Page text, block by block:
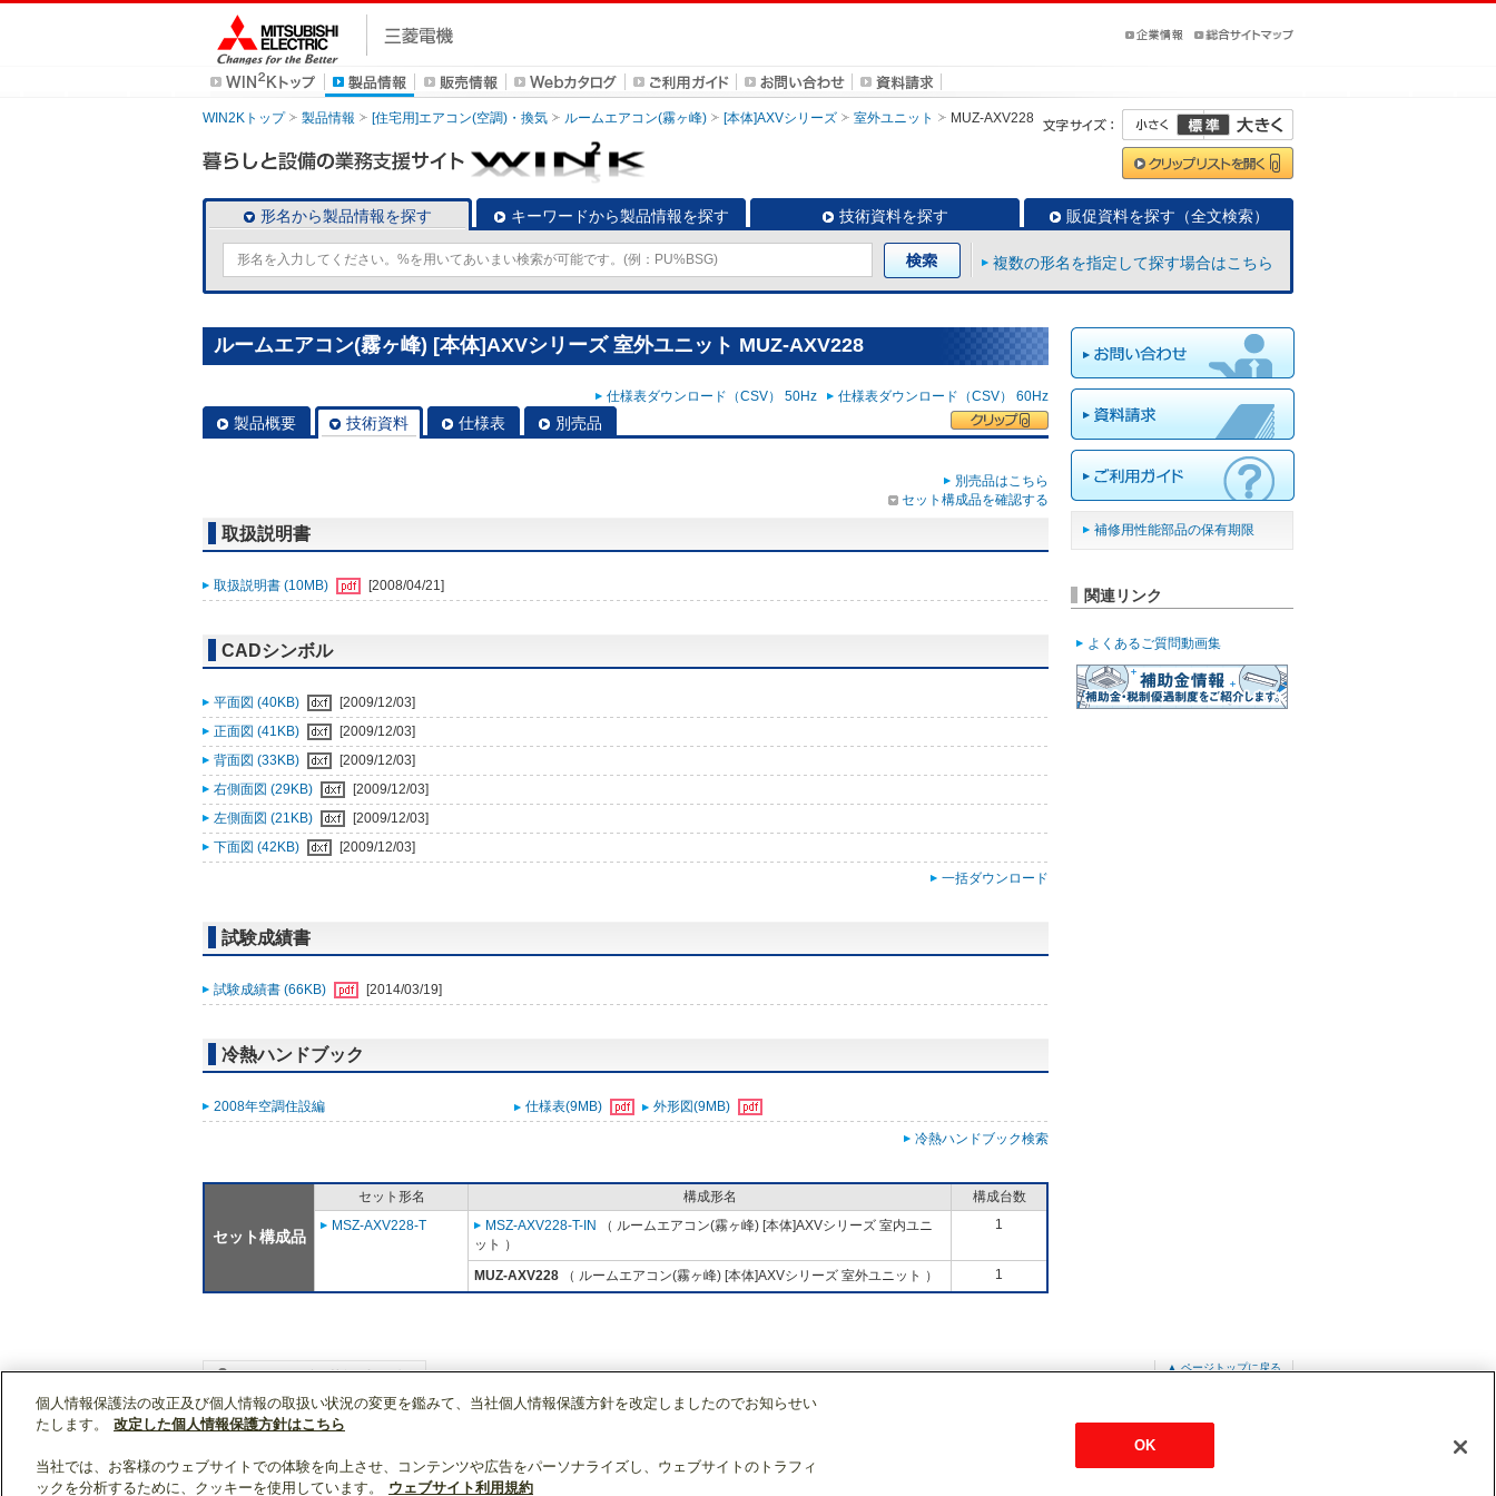
WIN2Kトップ 製品情報 [住宅用]エアコン(空調)・換気 ルームエアコン(霧ヶ峰) [本体]AXVシリーズ 室外ユニット MUZ-AXV228
形名から製品情報を探す キーワードから製品情報を探す 技術資料を探す 販促資料を探す（全文検索）
複数の形名を指定して探す場合はこちら
ルームエアコン(霧ヶ峰) [本体]AXVシリーズ 室外ユニット MUZ-AXV228
仕様表ダウンロード（CSV） 50Hz 仕様表ダウンロード（CSV） 60Hz
製品概要 技術資料 仕様表 別売品
別売品はこちら
セット構成品を確認する
取扱説明書
取扱説明書 (10MB) [2008/04/21]
CADシンボル
平面図 (40KB)
[2009/12/03]
正面図 (41KB)
[2009/12/03]
背面図 (33KB)
[2009/12/03]
右側面図 (29KB)
[2009/12/03]
左側面図 (21KB)
[2009/12/03]
下面図 (42KB)
[2009/12/03]
一括ダウンロード
試験成績書
試験成績書 (66KB) [2014/03/19]
冷熱ハンドブック
2008年空調住設編 仕様表(9MB) 外形図(9MB)
冷熱ハンドブック検索
セット構成品
セット形名 構成形名
構成台数
MSZ-AXV228-T
MSZ-AXV228-T-IN
（ ルームエアコン(霧ヶ峰) [本体]AXVシリーズ 室内ユニ
ット ）
1
MUZ-AXV228 （ ルームエアコン(霧ヶ峰) [本体]AXVシリーズ 室外ユニット ） 1
補修用性能部品の保有期限
関連リンク
よくあるご質問動画集
▲ ページトップに戻る
WIN2Kトップ 製品情報
個人情報保護法の改正及び個人情報の取扱い状況の変更を鑑みて、当社個人情報保護方針を改定しましたのでお知らせい
たします。
改定した個人情報保護方針はこちら
当社では、お客様のウェブサイトでの体験を向上させ、コンテンツや広告をパーソナライズし、ウェブサイトのトラフィ
ックを分析するために、クッキーを使用しています。
ウェブサイト利用規約
OK